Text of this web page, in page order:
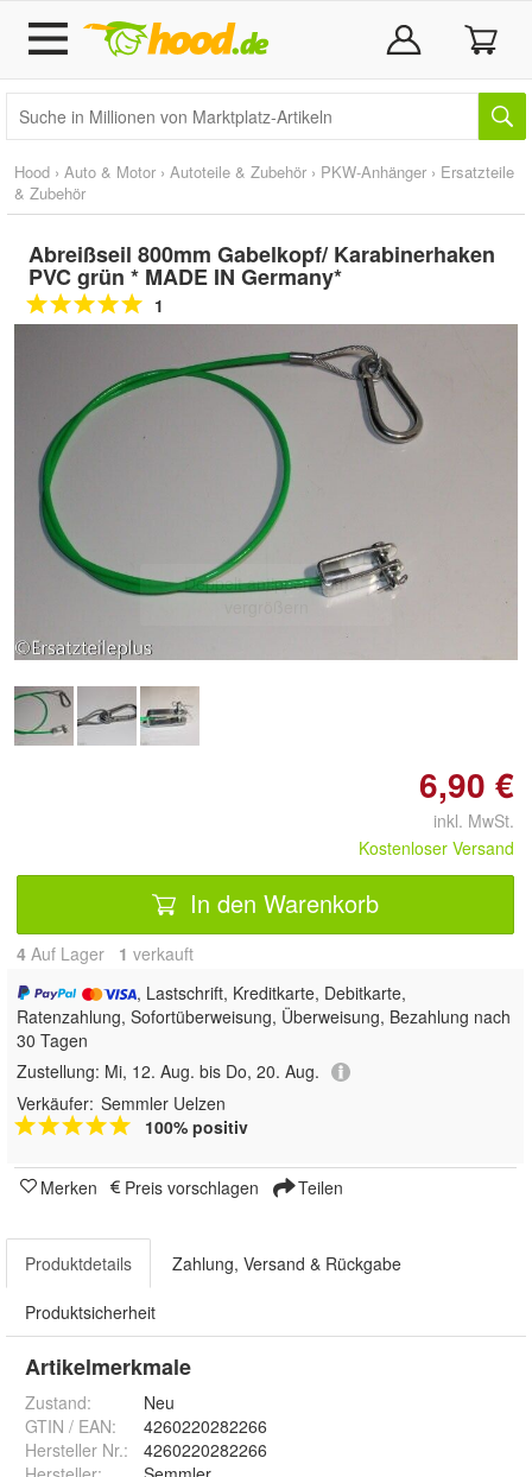
Hood › Auto & Motor › Autoteile & Zubehör › PKW-Anhänger › Ersatzteile
& Zubehör
Abreißseil 800mm Gabelkopf/ Karabinerhaken
PVC grün * MADE IN Germany*
1
Doppelt antippen zum
6,90 €
inkl. MwSt.
Kostenloser Versand
In den Warenkorb
4 Auf Lager 1 verkauft
, Lastschrift, Kreditkarte, Debitkarte,
Ratenzahlung, Sofortüberweisung, Überweisung, Bezahlung nach
30 Tagen
Zustellung: Mi, 12. Aug. bis Do, 20. Aug.
Verkäufer: Semmler Uelzen
100% positiv
Merken Preis vorschlagen Teilen
Produktdetails Zahlung, Versand & Rückgabe
Produktsicherheit
Artikelmerkmale
Zustand:
Neu
GTIN / EAN:
4260220282266
Hersteller Nr.:
4260220282266